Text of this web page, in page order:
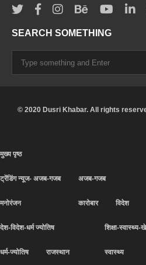
SEARCH SOMETHING
© 2020 Dusri Khabar. All rights
मुख्य पृष्ठ
ट्रेंडिंग न्यूज- अजब-गजब
मनोरंजन
अजब-गजब
कारोबार विदेश
देश-विदेश-धर्म ज्योतिष
धर्म-ज्योतिष राजस्थान
शिक्षा-स्वास्थ्य-
स्वास्थ्य